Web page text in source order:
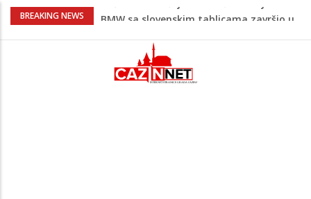
BREAKING NEWS
Evo gdje i kada nestaje struja u Krajini
Veće plate za hiljade zaposlenih u
Unsko-sanskom kantonu
Promet kroz Hormuški moreuz drastično